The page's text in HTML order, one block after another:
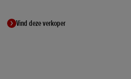
Vind deze verkoper